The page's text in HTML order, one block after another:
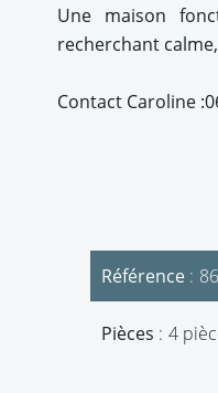
Une maison
recherchant
Contact Caroline
Référence
Pièces 4